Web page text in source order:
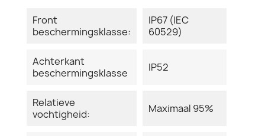
Front
beschermingsklasse:
IP67 (IEC
60529)
Achterkant
beschermingsklasse
IP52
Relatieve
vochtigheid:
Maximaal 95%